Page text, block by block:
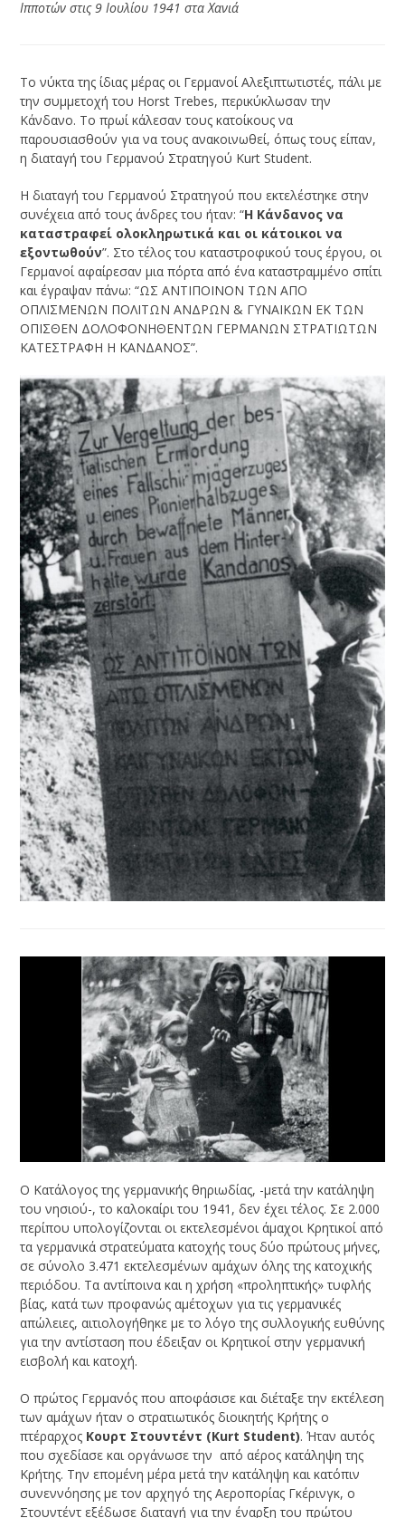
Ιπποτών στις 9 Ιουλίου 1941 στα Χανιά
Το νύκτα της ίδιας μέρας οι Γερμανοί Αλεξιπτωτιστές, πάλι με
την συμμετοχή του Horst Trebes, περικύκλωσαν την
Κάνδανο. Το πρωί κάλεσαν τους κατοίκους να
παρουσιασθούν για να τους ανακοινωθεί, όπως τους είπαν,
η διαταγή του Γερμανού Στρατηγού Kurt Student.
Η διαταγή του Γερμανού Στρατηγού που εκτελέστηκε στην
συνέχεια από τους άνδρες του ήταν: “Η Κάνδανος να
καταστραφεί ολοκληρωτικά και οι κάτοικοι να
εξοντωθούν”. Στο τέλος του καταστροφικού τους έργου, οι
Γερμανοί αφαίρεσαν μια πόρτα από ένα καταστραμμένο σπίτι
και έγραψαν πάνω: “ΩΣ ΑΝΤΙΠΟΙΝΟΝ ΤΩΝ ΑΠΟ
ΟΠΛΙΣΜΕΝΩΝ ΠΟΛΙΤΩΝ ΑΝΔΡΩΝ & ΓΥΝΑΙΚΩΝ ΕΚ ΤΩΝ
ΟΠΙΣΘΕΝ ΔΟΛΟΦΟΝΗΘΕΝΤΩΝ ΓΕΡΜΑΝΩΝ ΣΤΡΑΤΙΩΤΩΝ
ΚΑΤΕΣΤΡΑΦΗ Η ΚΑΝΔΑΝΟΣ”.
Ο Κατάλογος της γερμανικής θηριωδίας, -μετά την κατάληψη
του νησιού-, το καλοκαίρι του 1941, δεν έχει τέλος. Σε 2.000
περίπου υπολογίζονται οι εκτελεσμένοι άμαχοι Κρητικοί από
τα γερμανικά στρατεύματα κατοχής τους δύο πρώτους μήνες,
σε σύνολο 3.471 εκτελεσμένων αμάχων όλης της κατοχικής
περιόδου. Τα αντίποινα και η χρήση «προληπτικής» τυφλής
βίας, κατά των προφανώς αμέτοχων για τις γερμανικές
απώλειες, αιτιολογήθηκε με το λόγο της συλλογικής ευθύνης
για την αντίσταση που έδειξαν οι Κρητικοί στην γερμανική
εισβολή και κατοχή.
Ο πρώτος Γερμανός που αποφάσισε και διέταξε την εκτέλεση
των αμάχων ήταν ο στρατιωτικός διοικητής Κρήτης ο
πτέραρχος Κουρτ Στουντέντ (Kurt Student). Ήταν αυτός
που σχεδίασε και οργάνωσε την από αέρος κατάληψη της
Κρήτης. Την επομένη μέρα μετά την κατάληψη και κατόπιν
συνεννόησης με τον αρχηγό της Αεροπορίας Γκέρινγκ, ο
Στουντέντ εξέδωσε διαταγή για την έναρξη του πρώτου